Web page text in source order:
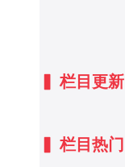
▍栏目更新
▍栏目热门